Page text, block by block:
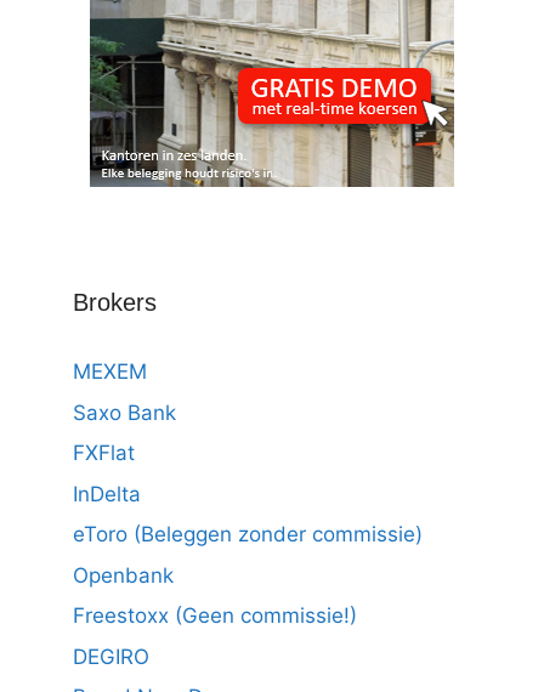
Brokers
MEXEM
Saxo Bank
FXFlat
InDelta
eToro (Beleggen zonder commissie)
Openbank
Freestoxx (Geen commissie!)
DEGIRO